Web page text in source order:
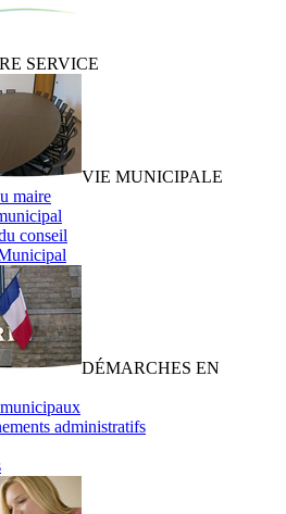
SERVICE
VIE MUNICIPALE
maire
conseil
DÉMARCHES EN
administratifs